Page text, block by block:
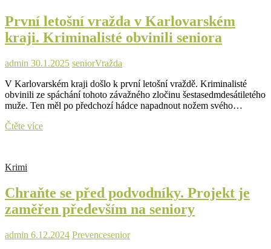
se
za
informační
banky.
o
osm
set
korun
První letošní vražda v Karlovarském
kraji. Kriminalisté obvinili seniora
admin 30.1.2025 seniorVražda
V Karlovarském kraji došlo k první letošní vraždě. Kriminalisté
obvinili ze spáchání tohoto závažného zločinu šestasedmdesátiletého
muže. Ten měl po předchozí hádce napadnout nožem svého…
Čtěte vícePrvní
Kriminalisté
obvinili
seniora
Krimi
Chraňte se před podvodníky. Projekt je
zaměřen především na seniory
admin 6.12.2024 Prevencesenior